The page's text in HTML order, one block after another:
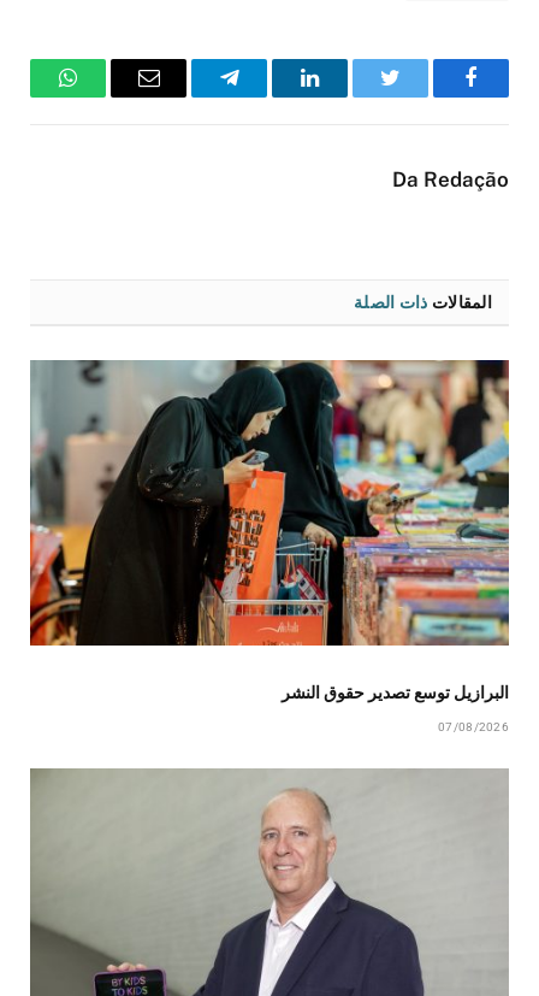
فيسبوك تويتر لينكدإن تيلقرام
البريد
واتساب
Da Redação
المقالات ذات الصلة
البرازيل توسع تصدير حقوق النشر
07/08/2026